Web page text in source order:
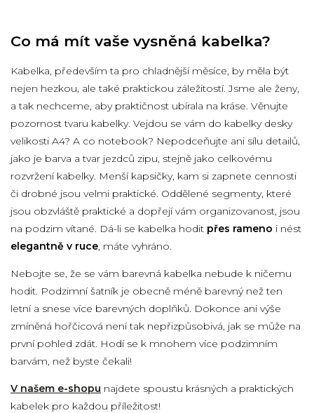
Co má mít vaše vysněná kabelka?
Kabelka, především ta pro chladnější měsíce, by měla být
nejen hezkou, ale také praktickou záležitostí. Jsme ale ženy,
a tak nechceme, aby praktičnost ubírala na kráse. Věnujte
pozornost tvaru kabelky. Vejdou se vám do kabelky desky
velikosti A4? A co notebook? Nepodceňujte ani sílu detailů,
jako je barva a tvar jezdců zipu, stejně jako celkovému
rozvržení kabelky. Menší kapsičky, kam si zapnete cennosti
či drobné jsou velmi praktické. Oddělené segmenty, které
jsou obzvláště praktické a dopřejí vám organizovanost, jsou
na podzim vítané. Dá-li se kabelka hodit přes rameno i nést
elegantně v ruce, máte vyhráno.
Nebojte se, že se vám barevná kabelka nebude k ničemu
hodit. Podzimní šatník je obecně méně barevný než ten
letní a snese více barevných doplňků. Dokonce ani výše
zmíněná hořčicová není tak nepřizpůsobivá, jak se může na
první pohled zdát. Hodí se k mnohem více podzimním
barvám, než byste čekali!
V našem e-shopu najdete spoustu krásných a praktických
kabelek pro každou příležitost!